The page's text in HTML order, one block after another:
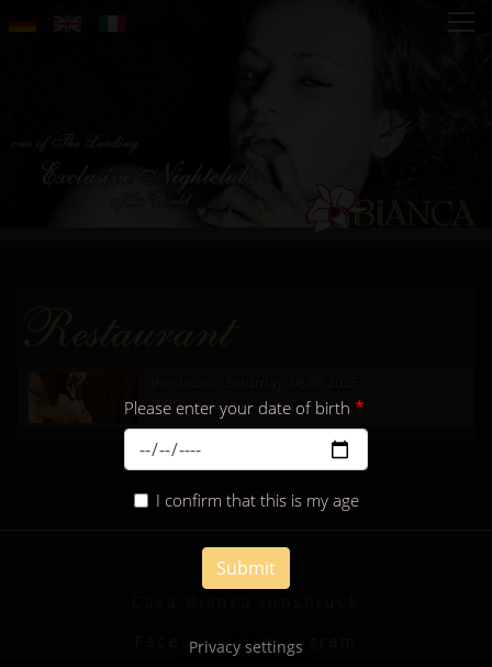
Please enter your date of birth
I confirm that this is my age
Submit
more...
Facebook|Instagram
Privacy settings